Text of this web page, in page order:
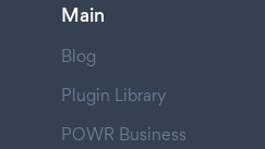
Main
Blog
Plugin Library
POWR Business